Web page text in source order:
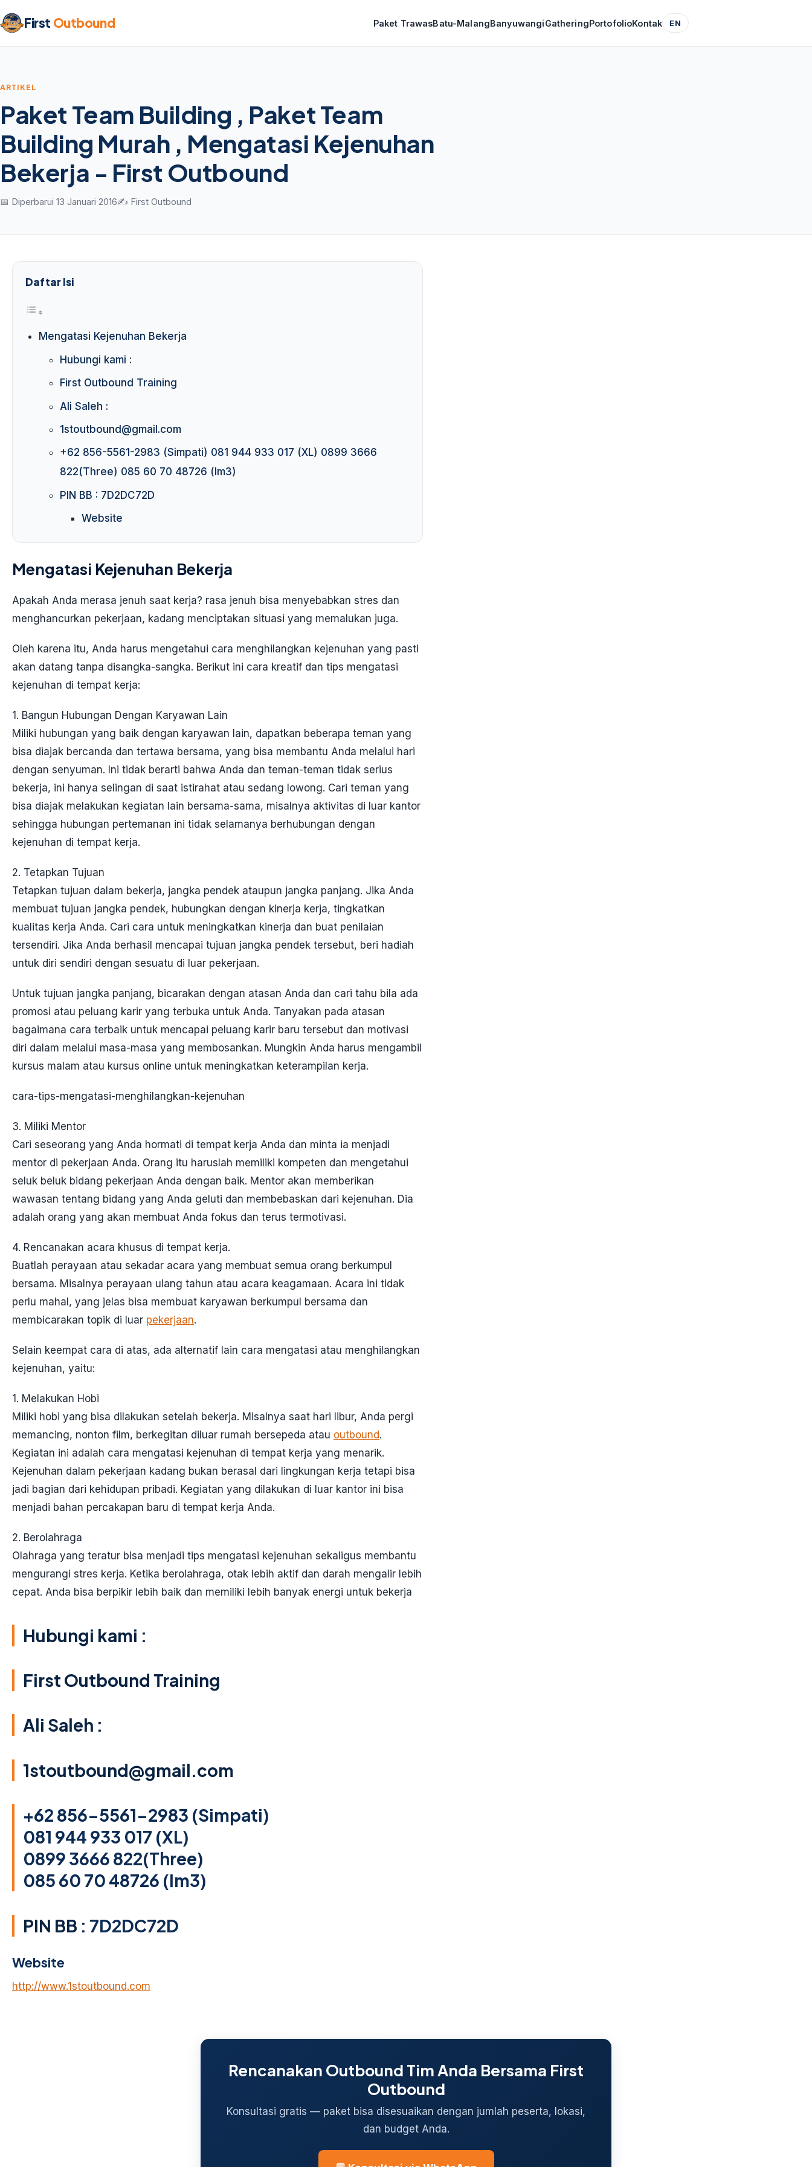
First Outbound Paket TrawasBatu-MalangBanyuwangiGatheringPortofolioKontak EN
ARTIKEL
Paket Team Building , Paket Team
Building Murah , Mengatasi Kejenuhan
Bekerja - First Outbound
📅 Diperbarui 13 Januari 2016✍️ First Outbound
Daftar Isi
Mengatasi Kejenuhan Bekerja
Hubungi kami :
First Outbound Training
Ali Saleh :
1stoutbound@gmail.com
+62 856-5561-2983 (Simpati) 081 944 933 017 (XL) 0899 3666
822(Three) 085 60 70 48726 (Im3)
PIN BB : 7D2DC72D
Website
Mengatasi Kejenuhan Bekerja
Apakah Anda merasa jenuh saat kerja? rasa jenuh bisa menyebabkan stres dan
menghancurkan pekerjaan, kadang menciptakan situasi yang memalukan juga.
Oleh karena itu, Anda harus mengetahui cara menghilangkan kejenuhan yang pasti
akan datang tanpa disangka-sangka. Berikut ini cara kreatif dan tips mengatasi
kejenuhan di tempat kerja:
1. Bangun Hubungan Dengan Karyawan Lain
Miliki hubungan yang baik dengan karyawan lain, dapatkan beberapa teman yang
bisa diajak bercanda dan tertawa bersama, yang bisa membantu Anda melalui hari
dengan senyuman. Ini tidak berarti bahwa Anda dan teman-teman tidak serius
bekerja, ini hanya selingan di saat istirahat atau sedang lowong. Cari teman yang
bisa diajak melakukan kegiatan lain bersama-sama, misalnya aktivitas di luar kantor
sehingga hubungan pertemanan ini tidak selamanya berhubungan dengan
kejenuhan di tempat kerja.
2. Tetapkan Tujuan
Tetapkan tujuan dalam bekerja, jangka pendek ataupun jangka panjang. Jika Anda
membuat tujuan jangka pendek, hubungkan dengan kinerja kerja, tingkatkan
kualitas kerja Anda. Cari cara untuk meningkatkan kinerja dan buat penilaian
tersendiri. Jika Anda berhasil mencapai tujuan jangka pendek tersebut, beri hadiah
untuk diri sendiri dengan sesuatu di luar pekerjaan.
Untuk tujuan jangka panjang, bicarakan dengan atasan Anda dan cari tahu bila ada
promosi atau peluang karir yang terbuka untuk Anda. Tanyakan pada atasan
bagaimana cara terbaik untuk mencapai peluang karir baru tersebut dan motivasi
diri dalam melalui masa-masa yang membosankan. Mungkin Anda harus mengambil
kursus malam atau kursus online untuk meningkatkan keterampilan kerja.
cara-tips-mengatasi-menghilangkan-kejenuhan
3. Miliki Mentor
Cari seseorang yang Anda hormati di tempat kerja Anda dan minta ia menjadi
mentor di pekerjaan Anda. Orang itu haruslah memiliki kompeten dan mengetahui
seluk beluk bidang pekerjaan Anda dengan baik. Mentor akan memberikan
wawasan tentang bidang yang Anda geluti dan membebaskan dari kejenuhan. Dia
adalah orang yang akan membuat Anda fokus dan terus termotivasi.
4. Rencanakan acara khusus di tempat kerja.
Buatlah perayaan atau sekadar acara yang membuat semua orang berkumpul
bersama. Misalnya perayaan ulang tahun atau acara keagamaan. Acara ini tidak
perlu mahal, yang jelas bisa membuat karyawan berkumpul bersama dan
membicarakan topik di luar pekerjaan.
Selain keempat cara di atas, ada alternatif lain cara mengatasi atau menghilangkan
kejenuhan, yaitu:
1. Melakukan Hobi
Miliki hobi yang bisa dilakukan setelah bekerja. Misalnya saat hari libur, Anda pergi
memancing, nonton film, berkegitan diluar rumah bersepeda atau outbound.
Kegiatan ini adalah cara mengatasi kejenuhan di tempat kerja yang menarik.
Kejenuhan dalam pekerjaan kadang bukan berasal dari lingkungan kerja tetapi bisa
jadi bagian dari kehidupan pribadi. Kegiatan yang dilakukan di luar kantor ini bisa
menjadi bahan percakapan baru di tempat kerja Anda.
2. Berolahraga
Olahraga yang teratur bisa menjadi tips mengatasi kejenuhan sekaligus membantu
mengurangi stres kerja. Ketika berolahraga, otak lebih aktif dan darah mengalir lebih
cepat. Anda bisa berpikir lebih baik dan memiliki lebih banyak energi untuk bekerja
Hubungi kami :
First Outbound Training
Ali Saleh :
1stoutbound@gmail.com
+62 856-5561-2983 (Simpati)
081 944 933 017 (XL)
0899 3666 822(Three)
085 60 70 48726 (Im3)
PIN BB : 7D2DC72D
Website
http://www.1stoutbound.com
Rencanakan Outbound Tim Anda Bersama First
Outbound
Konsultasi gratis — paket bisa disesuaikan dengan jumlah peserta, lokasi,
dan budget Anda.